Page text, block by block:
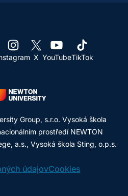
X YouTubeTikTok
Group, s.r.o. Vysoká škola
prostředí NEWTON
a.s., Vysoká škola Sting, o.p.s.
údajovCookies